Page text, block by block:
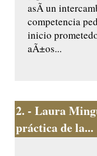
asÃ­ un
competencia
inicio
aÃ±os...
2. - Laura
práctica de la...